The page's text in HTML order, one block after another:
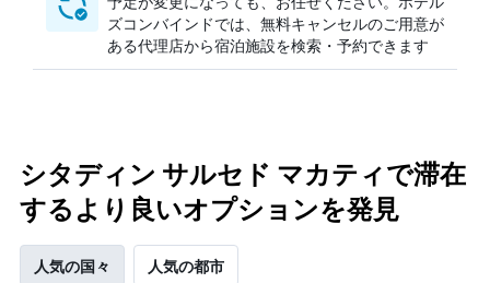
ズコンバインドでは、無料キャンセルのご用意が
ある代理店から宿泊施設を検索・予約できます
シタディン サルセド マカティで滞在
するより良いオプションを発見
人気の国々 人気の都市